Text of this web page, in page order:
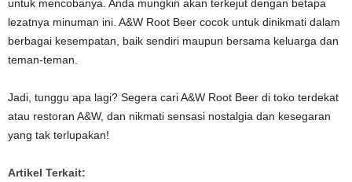
untuk mencobanya. Anda mungkin akan terkejut dengan betapa
lezatnya minuman ini. A&W Root Beer cocok untuk dinikmati dalam
berbagai kesempatan, baik sendiri maupun bersama keluarga dan
teman-teman.
Jadi, tunggu apa lagi? Segera cari A&W Root Beer di toko terdekat
atau restoran A&W, dan nikmati sensasi nostalgia dan kesegaran
yang tak terlupakan!
Artikel Terkait: